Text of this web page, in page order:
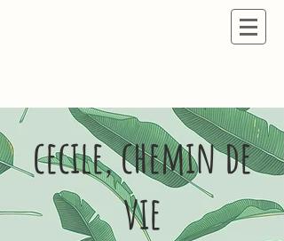
cecile, chemin de
vie